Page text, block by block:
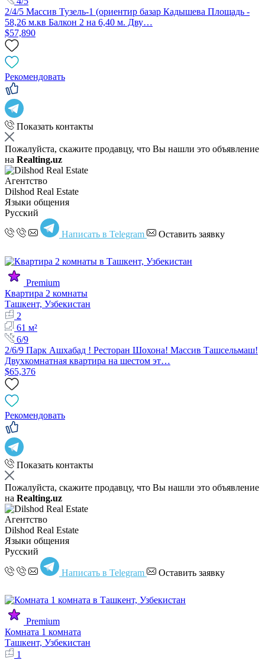
2/4/5 Массив Тузель-1 (ориентир базар Кадышева Площадь -
58,26 м.кв Балкон 2 на 6,40 м. Дву…
$57,890
Рекомендовать
Показать контакты
Пожалуйста, скажите продавцу, что Вы нашли это объявление
на Realting.uz
Агентство
Dilshod Real Estate
Языки общения
Русский
Написать в Telegram Оставить заявку
Premium
Квартира 2 комнаты
Ташкент, Узбекистан
2
61 м²
6/9
2/6/9 Парк Ашхабад ! Ресторан Шохона! Массив Ташсельмаш!
Двухкомнатная квартира на шестом эт…
$65,376
Рекомендовать
Показать контакты
Пожалуйста, скажите продавцу, что Вы нашли это объявление
на Realting.uz
Агентство
Dilshod Real Estate
Языки общения
Русский
Написать в Telegram Оставить заявку
Premium
Комната 1 комната
Ташкент, Узбекистан
1